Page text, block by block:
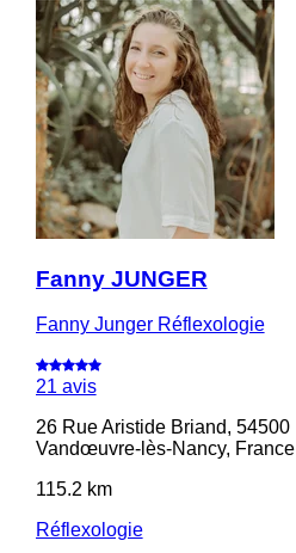
Fanny JUNGER
Fanny Junger Réflexologie
21 avis
26 Rue Aristide Briand, 54500
Vandœuvre-lès-Nancy, France
115.2 km
Réflexologie